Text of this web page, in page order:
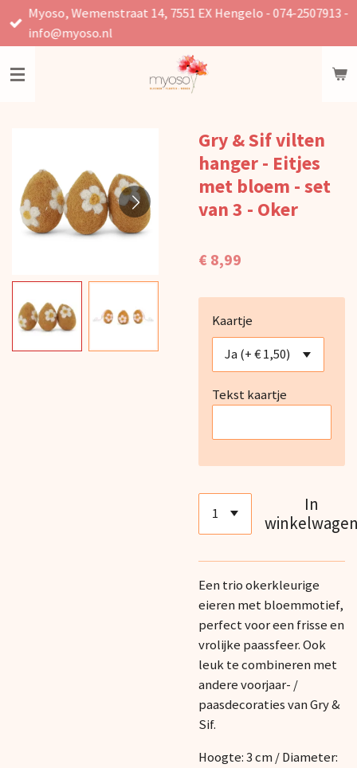
Ga
direct
de
Myoso, Wemenstraat 14, 7551 EX Hengelo - 074-2507913 -
info@myoso.nl
Gry & Sif vilten
hanger - Eitjes
met bloem - set
van 3 - Oker
€ 8,99
Kaartje
Tekst kaartje
In
Een trio okerkleurige
eieren met bloemmotief,
perfect voor een frisse en
vrolijke paassfeer.Ook
leuk te combineren met
andere voorjaar- /
paasdecoraties van Gry &
Sif.
Hoogte: 3 cm /Diameter: